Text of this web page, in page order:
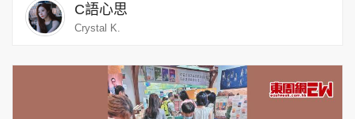
C語心思
Crystal K.